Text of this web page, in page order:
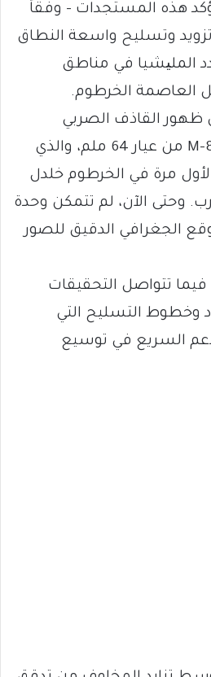
هذه المستجدات – وفقاً
وتسليح واسعة النطاق
الملیشيا في مناطق
العاصمة الخرطوم.
القاذف الصربي
المضاد لدروع M-80 Zolja من عيار 64 ملم، والذي
مرة في الخرطوم خلدل
وحتى الآن، لم تتمكن وحدة
الجغرافي الدقيق للصور
تتواصل التحقيقات
وخطوط التسليح التي
السريع في توسيع